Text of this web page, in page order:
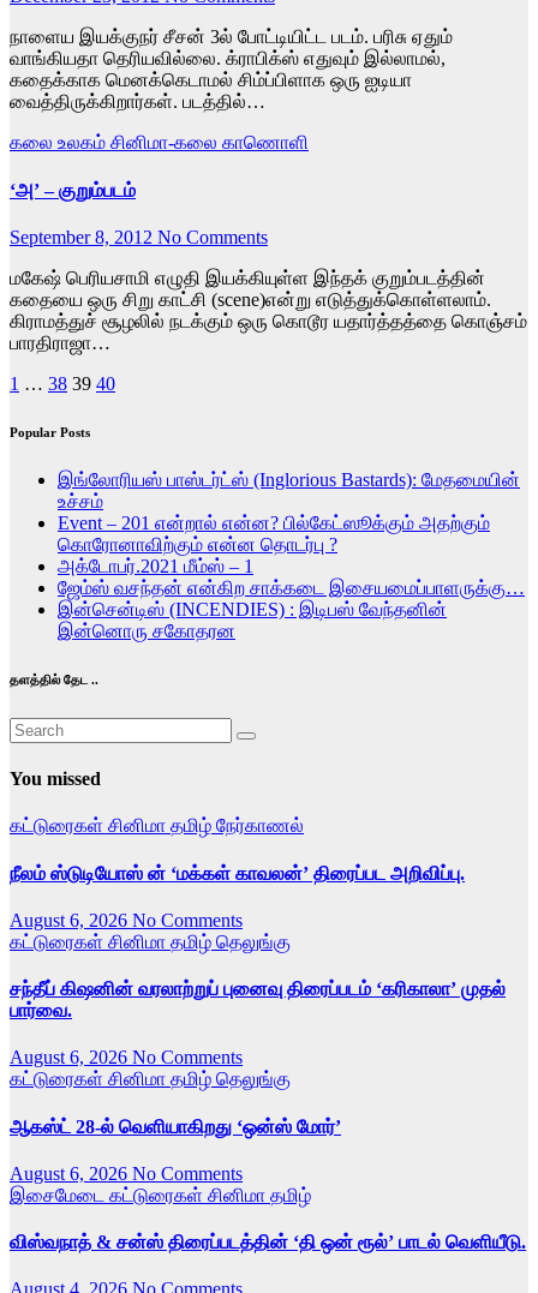
நாளைய இயக்குநர் சீசன் 3ல் போட்டியிட்ட படம். பரிசு ஏதும்
வாங்கியதா தெரியவில்லை. க்ராபிக்ஸ் எதுவும் இல்லாமல்,
கதைக்காக மெனக்கெடாமல் சிம்ப்பிளாக ஒரு ஐடியா
வைத்திருக்கிறார்கள். படத்தில்…
கலை உலகம் சினிமா-கலை காணொளி
‘அ’ – குறும்படம்
September 8, 2012 No Comments
மகேஷ் பெரியசாமி எழுதி இயக்கியுள்ள இந்தக் குறும்படத்தின்
கதையை ஒரு சிறு காட்சி (scene)என்று எடுத்துக்கொள்ளலாம்.
கிராமத்துச் சூழலில் நடக்கும் ஒரு கொடூர யதார்த்தத்தை கொஞ்சம்
பாரதிராஜா…
Posts
pagination
1 … 38 39 40
Popular Posts
இங்லோரியஸ் பாஸ்டர்ட்ஸ் (Inglorious Bastards): மேதமையின்
உச்சம்
Event – 201 என்றால் என்ன? பில்கேட்ஸூக்கும் அதற்கும்
கொரோனாவிற்கும் என்ன தொடர்பு ?
அக்டோபர்.2021 மீம்ஸ் – 1
ஜேம்ஸ் வசந்தன் என்கிற சாக்கடை இசையமைப்பாளருக்கு…
இன்சென்டிஸ் (INCENDIES) : இடிபஸ் வேந்தனின்
இன்னொரு சகோதரன
தளத்தில் தேட ..
You missed
கட்டுரைகள் சினிமா தமிழ் நேர்காணல்
நீலம் ஸ்டுடியோஸ் ன் ‘மக்கள் காவலன்’ திரைப்பட அறிவிப்பு.
August 6, 2026 No Comments
கட்டுரைகள் சினிமா தமிழ் தெலுங்கு
சந்தீப் கிஷனின் வரலாற்றுப் புனைவு திரைப்படம் ‘கரிகாலா’ முதல்
பார்வை.
August 6, 2026 No Comments
கட்டுரைகள் சினிமா தமிழ் தெலுங்கு
ஆகஸ்ட் 28-ல் வெளியாகிறது ‘ஒன்ஸ் மோர்’
August 6, 2026 No Comments
இசைமேடை கட்டுரைகள் சினிமா தமிழ்
விஸ்வநாத் & சன்ஸ் திரைப்படத்தின் ‘தி ஒன் ரூல்’ பாடல் வெளியீடு.